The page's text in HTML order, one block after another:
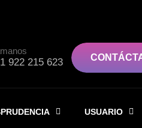
922 215 623
USUARIO